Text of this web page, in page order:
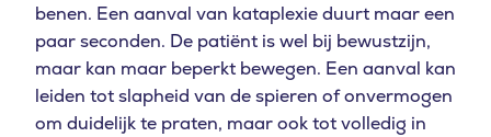
benen. Een aanval van kataplexie duurt maar een
paar seconden. De patiënt is wel bij bewustzijn,
maar kan maar beperkt bewegen. Een aanval kan
leiden tot slapheid van de spieren of onvermogen
om duidelijk te praten, maar ook tot volledig in